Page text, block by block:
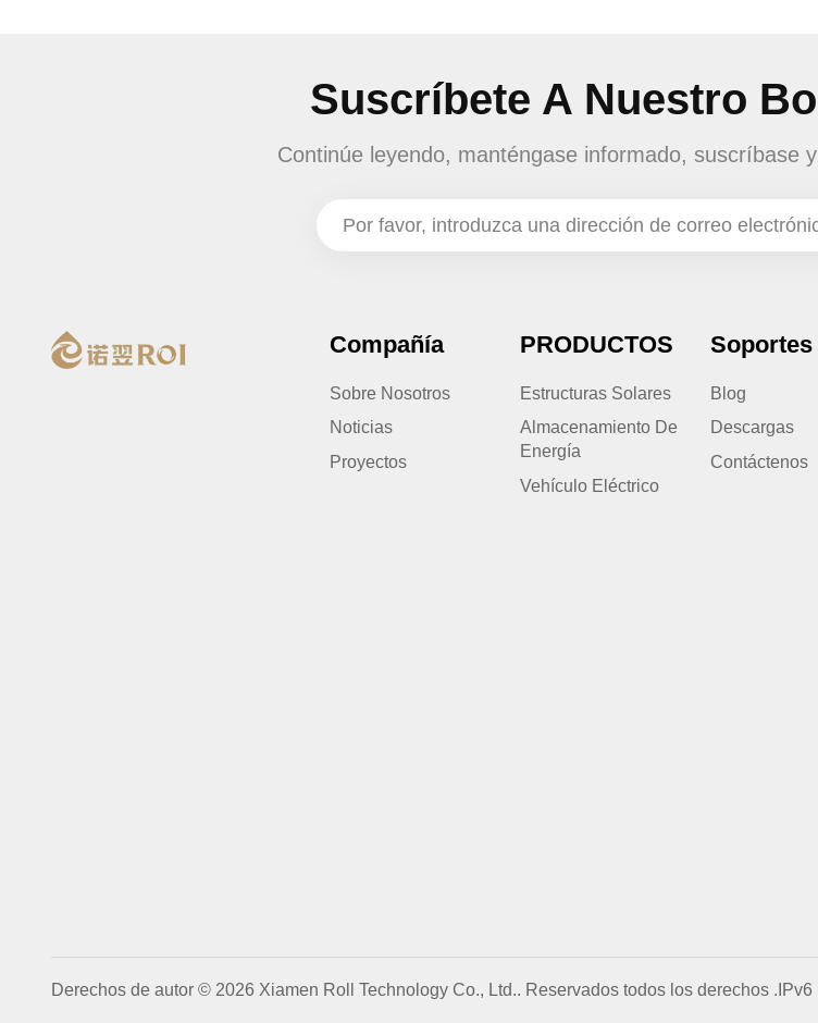
Suscríbete A Nuestro
Continúe leyendo, manténgase informado, suscríbase
Compañía
Sobre Nosotros
Noticias
Proyectos
PRODUCTOS
Estructuras Solares
Almacenamiento De
Energía
Vehículo Eléctrico
Soportes
Blog
Descargas
Contáctenos
Derechos de autor © 2026 Xiamen Roll Technology Co., Ltd.. Reservados todos los derechos .